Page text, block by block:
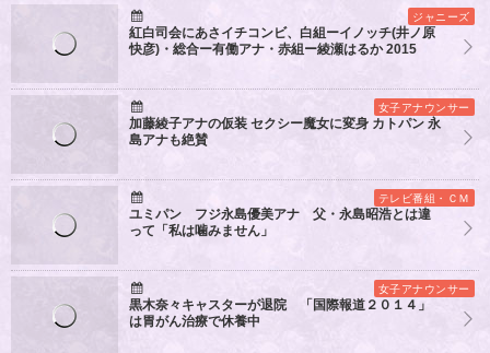
ジャニーズ
紅白司会にあさイチコンビ、白組ーイノッチ(井ノ原
快彦)・総合ー有働アナ・赤組ー綾瀬はるか 2015
女子アナウンサー
加藤綾子アナの仮装 セクシー魔女に変身 カトパン 永
島アナも絶賛
テレビ番組・ＣＭ
ユミパン フジ永島優美アナ 父・永島昭浩とは違
って「私は噛みません」
女子アナウンサー
黒木奈々キャスターが退院 「国際報道２０１４」
は胃がん治療で休養中